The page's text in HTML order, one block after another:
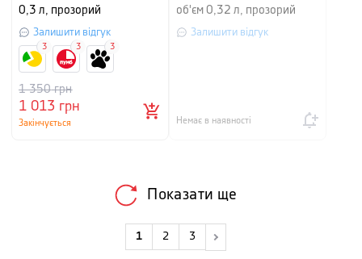
0,3 л, прозорий
Залишити відгук
1 013 грн
1 350грн
Закінчується
3 3 3
об'єм 0,32 л, прозорий
Залишити відгук
Немає в наявності
Показати ще
1 2 3